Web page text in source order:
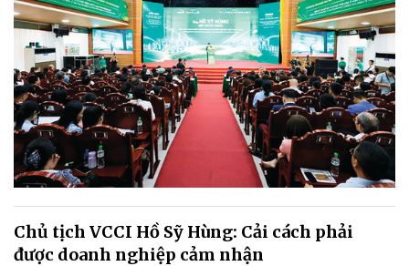
Chủ tịch VCCI Hồ Sỹ Hùng: Cải cách phải
được doanh nghiệp cảm nhận